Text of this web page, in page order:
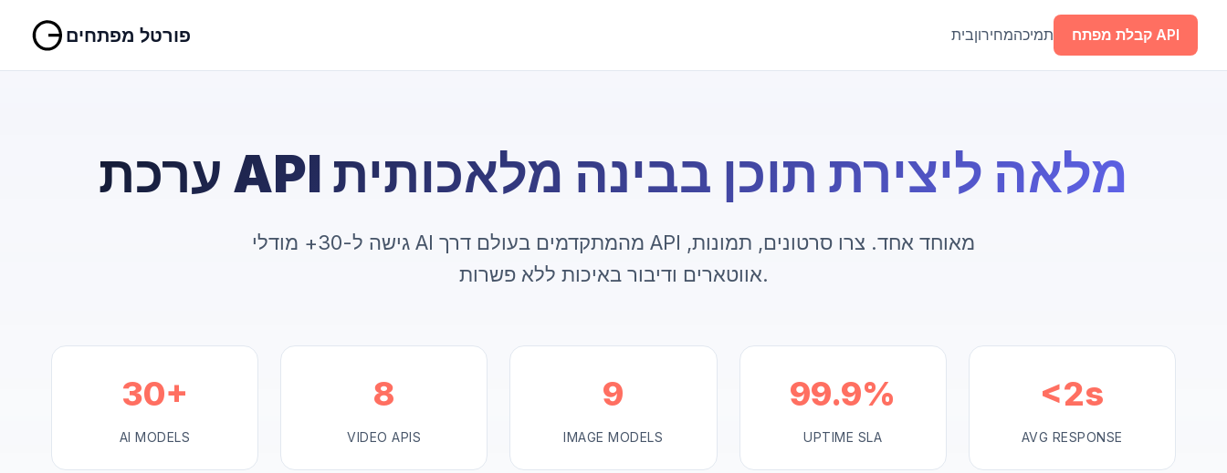
פורטל מפתחים ביתמחירוןתמיכה קבלת מפתח API
ערכת API מלאה ליצירת תוכן בבינה מלאכותית
גישה ל-30+ מודלי AI מהמתקדמים בעולם דרך API מאוחד אחד. צרו סרטונים, תמונות,
אווטארים ודיבור באיכות ללא פשרות.
30+
AI MODELS
8
VIDEO APIS
9
IMAGE MODELS
99.9%
UPTIME SLA
<2s
AVG RESPONSE